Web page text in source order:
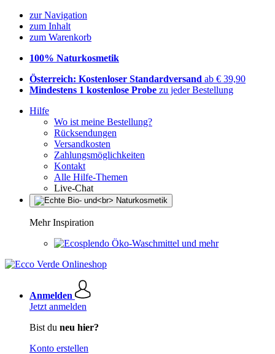
zur Navigation
zum Inhalt
zum Warenkorb
100% Naturkosmetik
Österreich: Kostenloser Standardversand ab € 39,90
Mindestens 1 kostenlose Probe zu jeder Bestellung
Hilfe
Wo ist meine Bestellung?
Rücksendungen
Versandkosten
Zahlungsmöglichkeiten
Kontakt
Alle Hilfe-Themen
Live-Chat
Mehr Inspiration
Öko-Waschmittel und mehr
Anmelden
Jetzt anmelden
Bist du neu hier?
Konto erstellen